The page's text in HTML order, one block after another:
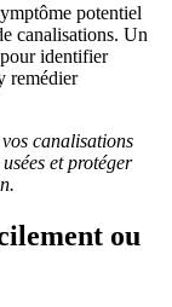
potentiel
canalisations. Un
identifier
remédier
canalisations
et protéger
ou